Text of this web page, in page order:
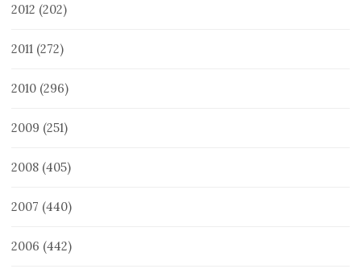
2012 (202)
2011 (272)
2010 (296)
2009 (251)
2008 (405)
2007 (440)
2006 (442)